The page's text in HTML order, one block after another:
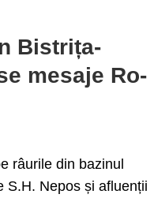
Bistrița-
mesaje Ro-
râurile din bazinul
S.H. Nepos și afluenții